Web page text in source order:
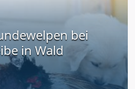
bei
in Wald